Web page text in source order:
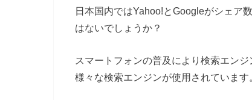
日本国内ではYahoo!とGoogleがシェア
はないでしょうか？
スマートフォンの普及により検索エン
様々な検索エンジンが使用されています